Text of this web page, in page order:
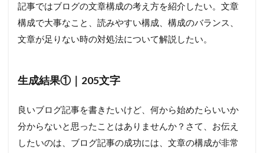
記事ではブログの文章構成の考え方を紹介したい。文章
構成で大事なこと、読みやすい構成、構成のバランス、
文章が足りない時の対処法について解説したい。
生成結果①｜205文字
良いブログ記事を書きたいけど、何から始めたらいいか
分からないと思ったことはありませんか？さて、お伝え
したいのは、ブログ記事の成功には、文章の構成が非常